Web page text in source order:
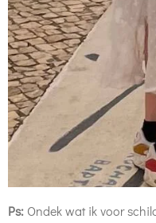
Ps: Ondek wat ik voor